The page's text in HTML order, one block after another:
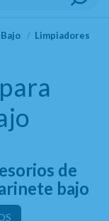
Limpiadores
de
bajo